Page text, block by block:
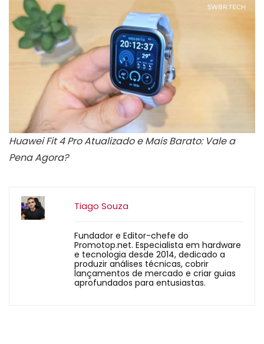
Huawei Fit 4 Pro Atualizado e Mais Barato: Vale a
Pena Agora?
Tiago Souza
Fundador e Editor-chefe do
Promotop.net. Especialista em hardware
e tecnologia desde 2014, dedicado a
produzir análises técnicas, cobrir
lançamentos de mercado e criar guias
aprofundados para entusiastas.